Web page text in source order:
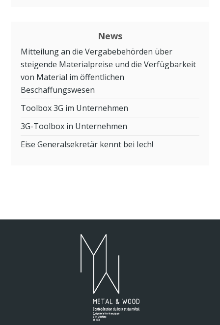
News
Mitteilung an die Vergabebehörden über
steigende Materialpreise und die Verfügbarkeit
von Material im öffentlichen
Beschaffungswesen
Toolbox 3G im Unternehmen
3G-Toolbox in Unternehmen
Eise Generalsekretär kennt bei Iech!